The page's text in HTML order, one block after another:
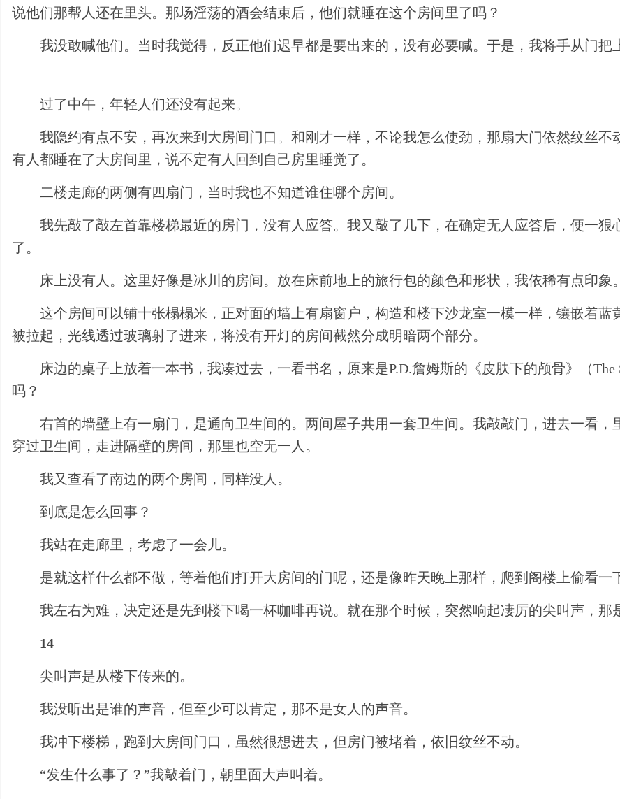
说他们那帮人还在里头。那场淫荡的酒会结束后，他们就睡在这个房间里了吗？
我没敢喊他们。当时我觉得，反正他们迟早都是要出来的，没有必要喊。于是，我将手从门把
过了中午，年轻人们还没有起来。
我隐约有点不安，再次来到大房间门口。和刚才一样，不论我怎么使劲，那扇大门依然纹丝
有人都睡在了大房间里，说不定有人回到自己房里睡觉了。
二楼走廊的两侧有四扇门，当时我也不知道谁住哪个房间。
我先敲了敲左首靠楼梯最近的房门，没有人应答。我又敲了几下，在确定无人应答后，便一
了。
床上没有人。这里好像是冰川的房间。放在床前地上的旅行包的颜色和形状，我依稀有点印象。
这个房间可以铺十张榻榻米，正对面的墙上有扇窗户，构造和楼下沙龙室一模一样，镶嵌着
被拉起，光线透过玻璃射了进来，将没有开灯的房间截然分成明暗两个部分。
床边的桌子上放着一本书，我凑过去，一看书名，原来是P.D.詹姆斯的《皮肤下的颅骨》（The
吗？
右首的墙壁上有一扇门，是通向卫生间的。两间屋子共用一套卫生间。我敲敲门，进去一看
穿过卫生间，走进隔壁的房间，那里也空无一人。
我又查看了南边的两个房间，同样没人。
到底是怎么回事？
我站在走廊里，考虑了一会儿。
是就这样什么都不做，等着他们打开大房间的门呢，还是像昨天晚上那样，爬到阁楼上偷看一
我左右为难，决定还是先到楼下喝一杯咖啡再说。就在那个时候，突然响起凄厉的尖叫声，那
14
尖叫声是从楼下传来的。
我没听出是谁的声音，但至少可以肯定，那不是女人的声音。
我冲下楼梯，跑到大房间门口，虽然很想进去，但房门被堵着，依旧纹丝不动。
“发生什么事了？”我敲着门，朝里面大声叫着。